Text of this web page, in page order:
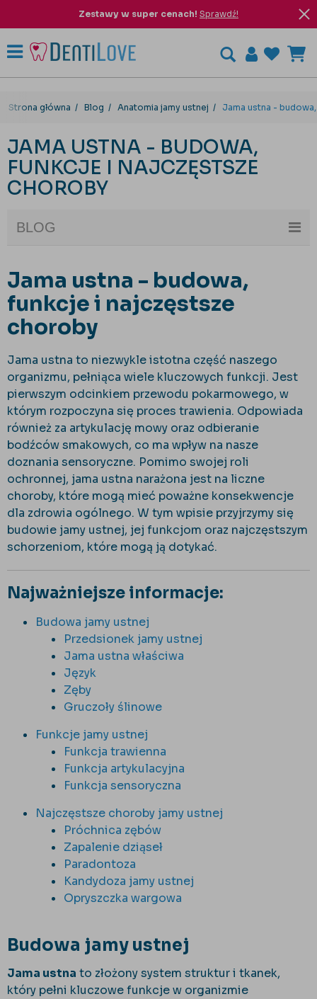
Zestawy w super cenach! Sprawdź!
Strona główna Blog Anatomia jamy ustnej Jama ustna -
JAMA USTNA - BUDOWA,
FUNKCJE I NAJCZĘSTSZE
CHOROBY
BLOG
Jama ustna - budowa,
funkcje i najczęstsze
choroby
Jama ustna to niezwykle istotna część naszego
organizmu, pełniąca wiele kluczowych funkcji. Jest
pierwszym odcinkiem przewodu pokarmowego, w
którym rozpoczyna się proces trawienia. Odpowiada
również za artykulację mowy oraz odbieranie
bodźców smakowych, co ma wpływ na nasze
doznania sensoryczne. Pomimo swojej roli
ochronnej, jama ustna narażona jest na liczne
choroby, które mogą mieć poważne konsekwencje
dla zdrowia ogólnego. W tym wpisie przyjrzymy się
budowie jamy ustnej, jej funkcjom oraz najczęstszym
schorzeniom, które mogą ją dotykać.
Najważniejsze informacje:
Budowa jamy ustnej
Przedsionek jamy ustnej
Jama ustna właściwa
Język
Zęby
Gruczoły ślinowe
Funkcje jamy ustnej
Funkcja trawienna
Funkcja artykulacyjna
Funkcja sensoryczna
Najczęstsze choroby jamy ustnej
Próchnica zębów
Zapalenie dziąseł
Paradontoza
Kandydoza jamy ustnej
Opryszczka wargowa
Budowa jamy ustnej
Jama ustna to złożony system struktur i tkanek,
który pełni kluczowe funkcje w organizmie